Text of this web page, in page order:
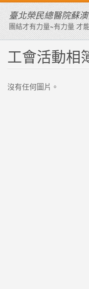
臺北榮民總醫院蘇
團結才有力量~有力量 才
工會活動相
沒有任何圖片。